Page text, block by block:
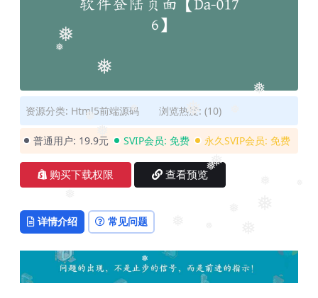
❅
❅
❅
❅
❅
❅
❅ ❅
❅
❅
❅
❅
资源分类: Html5前端源码 浏览热度: (10)
普通用户: 19.9元 SVIP会员: 免费 永久SVIP会员: 免费
购买下载权限 查看预览
详情介绍 常见问题